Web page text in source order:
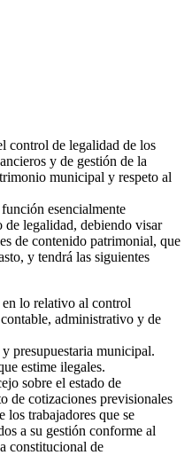
control de legalidad de los
y de gestión de la
municipal y respeto al
esencialmente
legalidad, debiendo visar
de contenido patrimonial, que
y tendrá las siguientes
lo relativo al control
administrativo y de
presupuestaria municipal.
estime ilegales.
sobre el estado de
de cotizaciones previsionales
los trabajadores que se
a su gestión conforme al
constitucional de